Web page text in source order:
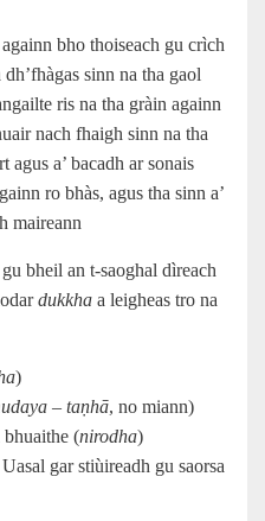
bho thoiseach gu crìch
sinn na tha gaol
ris na tha gràin againn
nach fhaigh sinn na tha
a’ bacadh ar sonais
ro bhàs, agus tha sinn a’
maireann
bheil an t-saoghal dìreach
dukkha a leigheas tro na
)
– taṇhā, no miann)
bhuaithe (nirodha)
gar stiùireadh gu saorsa